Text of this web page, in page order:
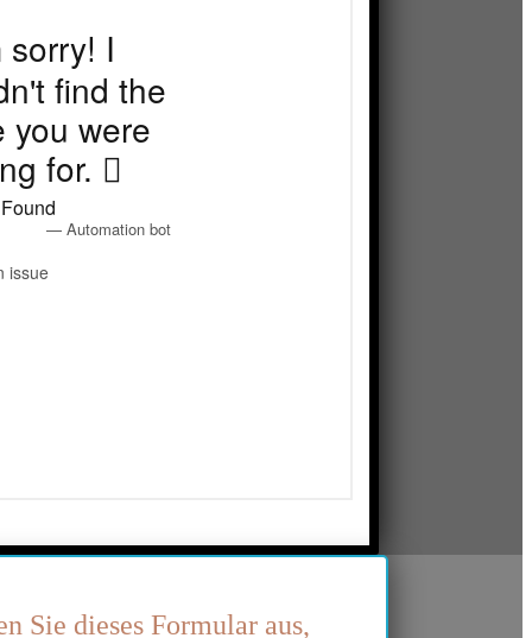
Sie dieses Formular aus,